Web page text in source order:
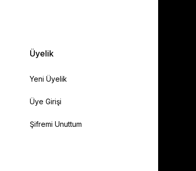
Üyelik
Yeni Üyelik
Üye Girişi
Şifremi Unuttum